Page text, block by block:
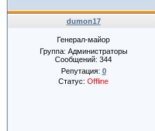
dumon17
Генерал-майор
Группа: Администраторы
Сообщений: 344
Репутация: 0
Статус: Offline